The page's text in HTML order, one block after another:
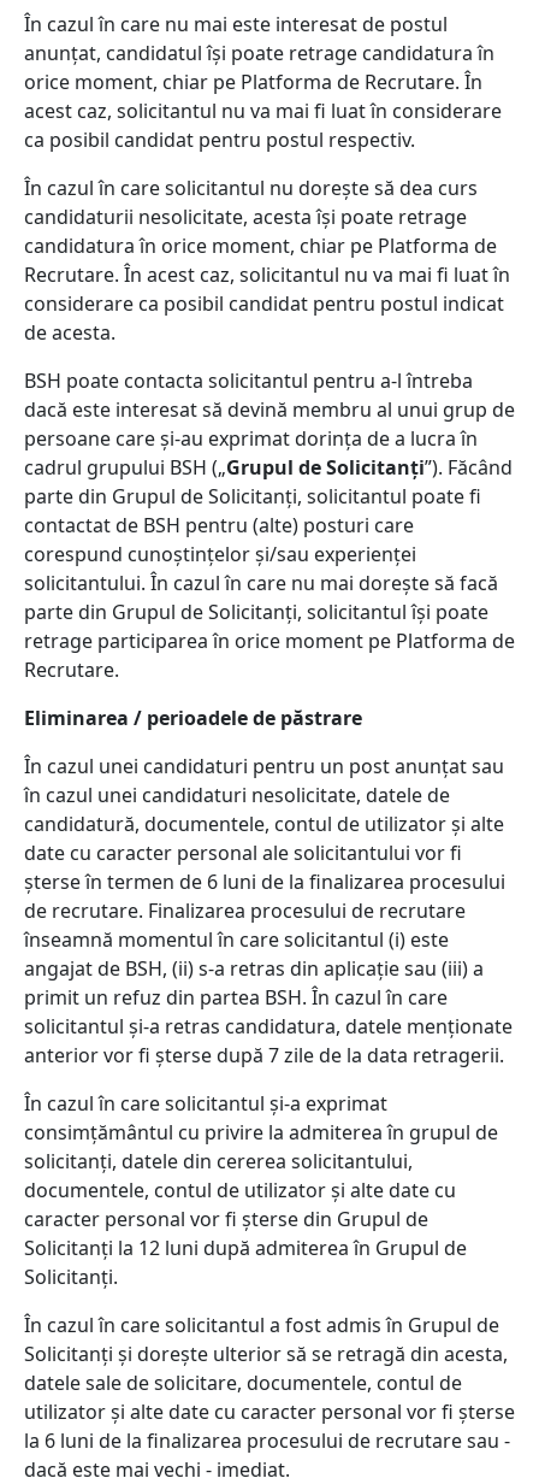
În cazul în care nu mai este interesat de postul
anunțat, candidatul își poate retrage candidatura în
orice moment, chiar pe Platforma de Recrutare. În
acest caz, solicitantul nu va mai fi luat în considerare
ca posibil candidat pentru postul respectiv.
În cazul în care solicitantul nu dorește să dea curs
candidaturii nesolicitate, acesta își poate retrage
candidatura în orice moment, chiar pe Platforma de
Recrutare. În acest caz, solicitantul nu va mai fi luat în
considerare ca posibil candidat pentru postul indicat
de acesta.
BSH poate contacta solicitantul pentru a-l întreba
dacă este interesat să devină membru al unui grup de
persoane care și-au exprimat dorința de a lucra în
cadrul grupului BSH („Grupul de Solicitanți”). Făcând
parte din Grupul de Solicitanți, solicitantul poate fi
contactat de BSH pentru (alte) posturi care
corespund cunoștințelor și/sau experienței
solicitantului. În cazul în care nu mai dorește să facă
parte din Grupul de Solicitanți, solicitantul își poate
retrage participarea în orice moment pe Platforma de
Recrutare.
Eliminarea / perioadele de păstrare
În cazul unei candidaturi pentru un post anunțat sau
în cazul unei candidaturi nesolicitate, datele de
candidatură, documentele, contul de utilizator și alte
date cu caracter personal ale solicitantului vor fi
șterse în termen de 6 luni de la finalizarea procesului
de recrutare. Finalizarea procesului de recrutare
înseamnă momentul în care solicitantul (i) este
angajat de BSH, (ii) s-a retras din aplicație sau (iii) a
primit un refuz din partea BSH. În cazul în care
solicitantul și-a retras candidatura, datele menționate
anterior vor fi șterse după 7 zile de la data retragerii.
În cazul în care solicitantul și-a exprimat
consimțământul cu privire la admiterea în grupul de
solicitanți, datele din cererea solicitantului,
documentele, contul de utilizator și alte date cu
caracter personal vor fi șterse din Grupul de
Solicitanți la 12 luni după admiterea în Grupul de
Solicitanți.
În cazul în care solicitantul a fost admis în Grupul de
Solicitanți și dorește ulterior să se retragă din acesta,
datele sale de solicitare, documentele, contul de
utilizator și alte date cu caracter personal vor fi șterse
la 6 luni de la finalizarea procesului de recrutare sau -
dacă este mai vechi - imediat.